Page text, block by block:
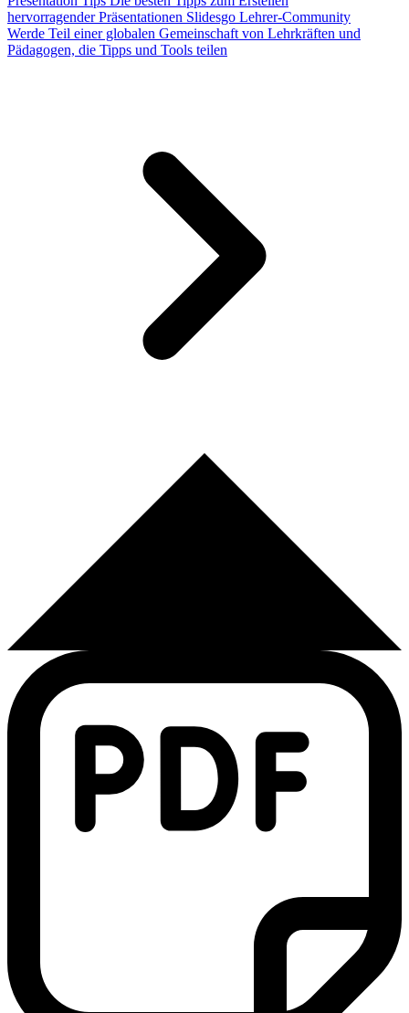
hervorragender Präsentationen Slidesgo Lehrer-Community
Werde Teil einer globalen Gemeinschaft von Lehrkräften und
Pädagogen, die Tipps und Tools teilen